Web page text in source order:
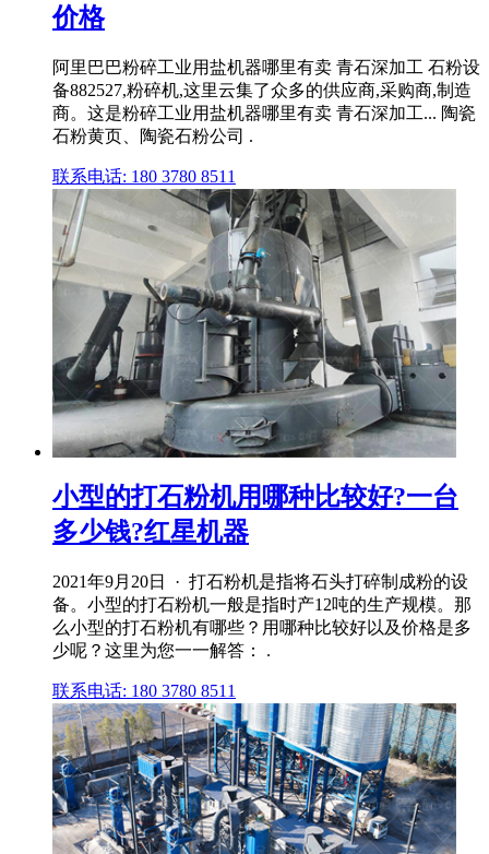
价格
阿里巴巴粉碎工业用盐机器哪里有卖 青石深加工 石粉设
备882527,粉碎机,这里云集了众多的供应商,采购商,制造
商。这是粉碎工业用盐机器哪里有卖 青石深加工... 陶瓷
石粉黄页、陶瓷石粉公司 .
联系电话: 180 3780 8511
小型的打石粉机用哪种比较好?一台
多少钱?红星机器
2021年9月20日 · 打石粉机是指将石头打碎制成粉的设
备。小型的打石粉机一般是指时产12吨的生产规模。那
么小型的打石粉机有哪些？用哪种比较好以及价格是多
少呢？这里为您一一解答： .
联系电话: 180 3780 8511